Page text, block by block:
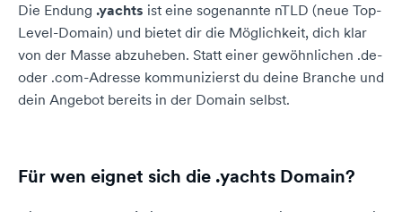
Die Endung .yachts ist eine sogenannte nTLD (neue Top-
Level-Domain) und bietet dir die Möglichkeit, dich klar
von der Masse abzuheben. Statt einer gewöhnlichen .de-
oder .com-Adresse kommunizierst du deine Branche und
dein Angebot bereits in der Domain selbst.
Für wen eignet sich die .yachts Domain?